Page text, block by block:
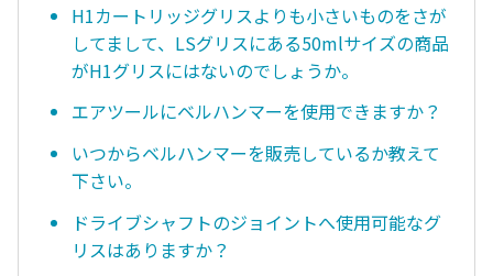
H1カートリッジグリスよりも小さいものをさが
してまして、LSグリスにある50mlサイズの商品
がH1グリスにはないのでしょうか。
エアツールにベルハンマーを使用できますか？
いつからベルハンマーを販売しているか教えて
下さい。
ドライブシャフトのジョイントへ使用可能なグ
リスはありますか？